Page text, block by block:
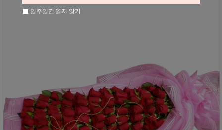
일주일간 열지 않기